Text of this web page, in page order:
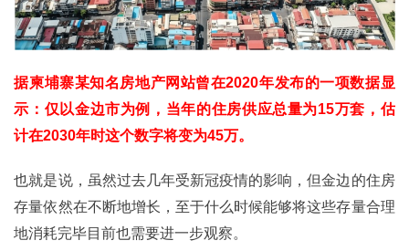
据柬埔寨某知名房地产网站曾在2020年发布的一项数据显
示：仅以金边市为例，当年的住房供应总量为15万套，估
计在2030年时这个数字将变为45万。
也就是说，虽然过去几年受新冠疫情的影响，但金边的住房
存量依然在不断地增长，至于什么时候能够将这些存量合理
地消耗完毕目前也需要进一步观察。